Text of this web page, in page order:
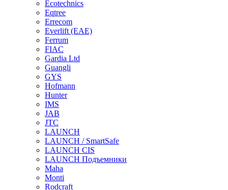
Ecotechnics
Eqtree
Errecom
Everlift (EAE)
Ferrum
FIAC
Gardia Ltd
Guangli
GYS
Hofmann
Hunter
IMS
JAB
JTC
LAUNCH
LAUNCH / SmartSafe
LAUNCH CIS
LAUNCH Подъемники
Maha
Monti
Rodcraft